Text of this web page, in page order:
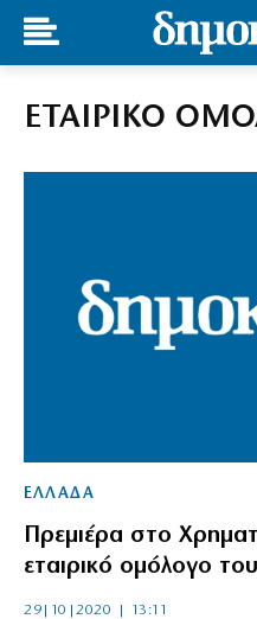
ΕΤΑΙΡΙΚΟ
ΕΛΛΑΔΑ
Πρεμιέρα στο
εταιρικό ομόλογο
29|10|2020 | 13:11